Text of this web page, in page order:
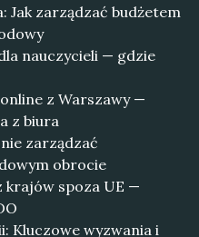
Jak zarządzać budżetem
nauczycieli — gdzie
z Warszawy —
z biura
zarządzać
obrocie
krajów spoza UE —
Kluczowe wyzwania i